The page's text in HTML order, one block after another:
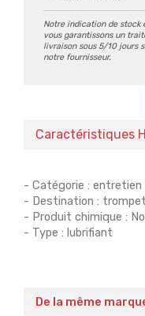
Notre indication de stock
vous garantissons un
livraison sous 5/10 jours
notre fournisseur.
Caractéristiques
- Catégorie : entretien
- Destination :
- Produit chimique :
- Type : lubrifiant
De la même